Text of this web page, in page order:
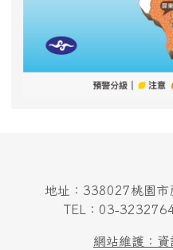
地址：338027桃園市
TEL：03-
網站維護：資